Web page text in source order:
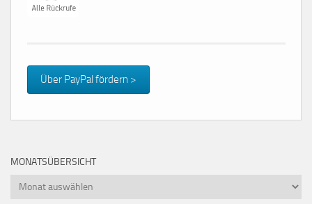
Über PayPal fördern >
MONATSÜBERSICHT
Monatsübersicht